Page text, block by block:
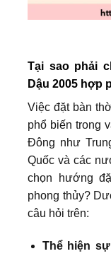
Tại sao phải
Dậu 2005 hợp
Việc đặt bàn
phổ biến trong
Đông như
Quốc và các
chọn hướng
phong thủy?
câu hỏi trên:
Thể hiện